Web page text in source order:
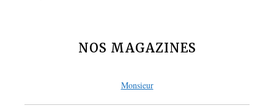
NOS MAGAZINES
Monsieur